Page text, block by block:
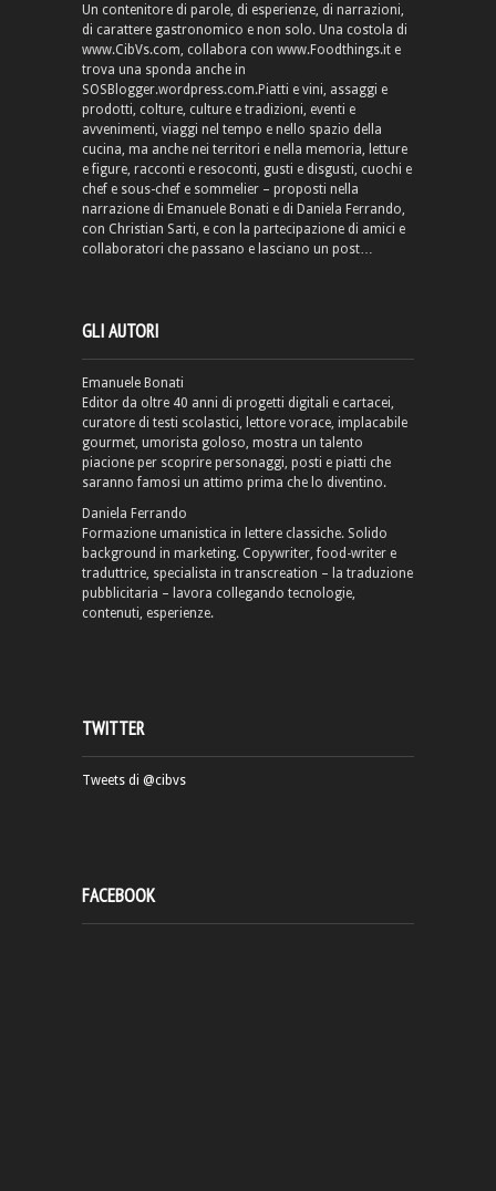
Un contenitore di parole, di esperienze, di narrazioni,
di carattere gastronomico e non solo. Una costola di
www.CibVs.com, collabora con www.Foodthings.it e
trova una sponda anche in
SOSBlogger.wordpress.com.Piatti e vini, assaggi e
prodotti, colture, culture e tradizioni, eventi e
avvenimenti, viaggi nel tempo e nello spazio della
cucina, ma anche nei territori e nella memoria, letture
e figure, racconti e resoconti, gusti e disgusti, cuochi e
chef e sous-chef e sommelier – proposti nella
narrazione di Emanuele Bonati e di Daniela Ferrando,
con Christian Sarti, e con la partecipazione di amici e
collaboratori che passano e lasciano un post…
GLI AUTORI
Emanuele Bonati
Editor da oltre 40 anni di progetti digitali e cartacei,
curatore di testi scolastici, lettore vorace, implacabile
gourmet, umorista goloso, mostra un talento
piacione per scoprire personaggi, posti e piatti che
saranno famosi un attimo prima che lo diventino.
Daniela Ferrando
Formazione umanistica in lettere classiche. Solido
background in marketing. Copywriter, food-writer e
traduttrice, specialista in transcreation – la traduzione
pubblicitaria – lavora collegando tecnologie,
contenuti, esperienze.
TWITTER
Tweets di @cibvs
FACEBOOK